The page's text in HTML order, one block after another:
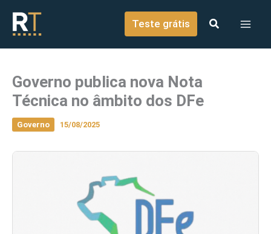
conteúdo
Teste grátis
Governo publica nova Nota
Técnica no âmbito dos DFe
Governo 15/08/2025